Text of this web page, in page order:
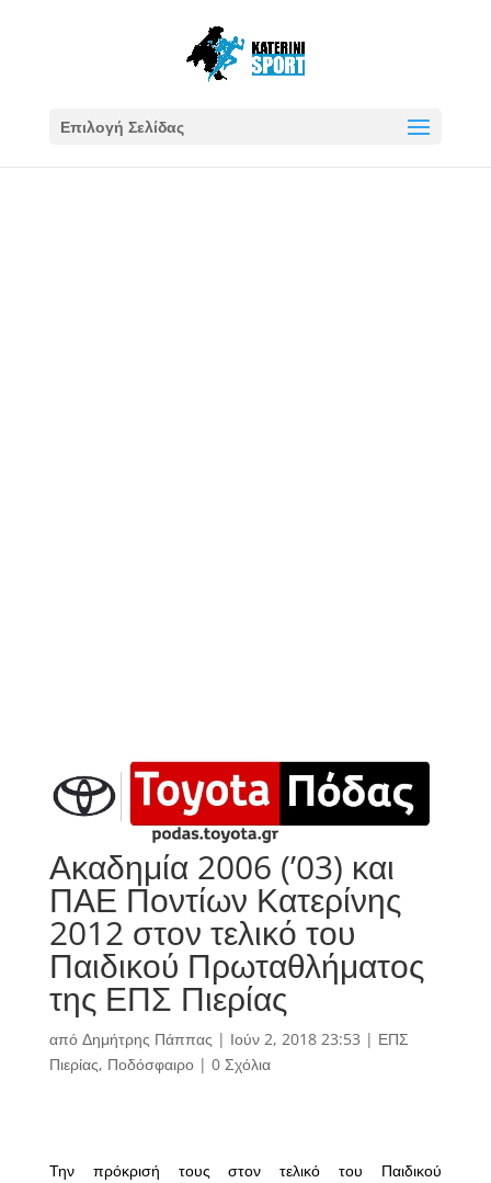
Επιλογή Σελίδας
Ακαδημία 2006 (’03) και
ΠΑΕ Ποντίων Κατερίνης
2012 στον τελικό του
Παιδικού Πρωταθλήματος
της ΕΠΣ Πιερίας
από Δημήτρης Πάππας | Ιούν 2, 2018 23:53 | ΕΠΣ
Πιερίας, Ποδόσφαιρο| 0 Σχόλια
Την πρόκρισή τους στον τελικό του Παιδικού